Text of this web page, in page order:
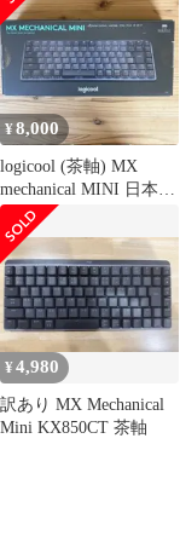
¥8,000
logicool (茶軸) MX
mechanical MINI 日本語
配列
¥4,980
訳あり MX Mechanical
Mini KX850CT 茶軸